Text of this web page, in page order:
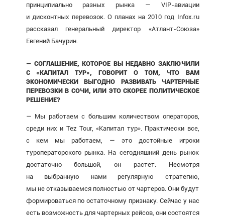
принципиально разных рынка — VIP-авиации
и дисконтных перевозок. О планах на 2010 год Infox.ru
рассказал генеральный директор «Атлант-Союза»
Евгений Бачурин.
— СОГЛАШЕНИЕ, КОТОРОЕ ВЫ НЕДАВНО ЗАКЛЮЧИЛИ
С «КАПИТАЛ ТУР», ГОВОРИТ О ТОМ, ЧТО ВАМ
ЭКОНОМИЧЕСКИ ВЫГОДНО РАЗВИВАТЬ ЧАРТЕРНЫЕ
ПЕРЕВОЗКИ В СОЧИ, ИЛИ ЭТО СКОРЕЕ ПОЛИТИЧЕСКОЕ
РЕШЕНИЕ?
— Мы работаем с большим количеством операторов,
среди них и Tez Tour, «Капитал тур». Практически все,
с кем мы работаем, — это достойные игроки
туроператорского рынка. На сегодняшний день рынок
достаточно большой, он растет. Несмотря
на выбранную нами регулярную стратегию,
мы не отказываемся полностью от чартеров. Они будут
формироваться по остаточному признаку. Сейчас у нас
есть возможность для чартерных рейсов, они состоятся